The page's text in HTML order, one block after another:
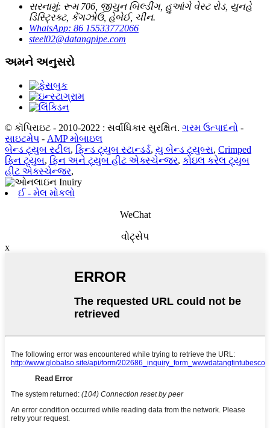
સરનામું: રૂમ 706, જીચુન બિલ્ડીંગ, હુઆંગે વેસ્ટ રોડ, યુનહે
ડિસ્ટ્રિક્ટ, કેંગઝોઉ, હેબેઈ, ચીન.
WhatsApp: 86 15533772066
steel02@datangpipe.com
અમને અનુસરો
© કૉપિરાઇટ - 2010-2022 : સર્વાધિકાર સુરક્ષિત. ગરમ ઉત્પાદનો -
સાઇટમેપ - AMP મોબાઇલ
બેન્ડ ટ્યુબ સ્ટીલ, ફિન્ડ ટ્યુબ સ્ટાન્ડર્ડ, યુ બેન્ડ ટ્યુબ્સ, Crimped
ફિન ટ્યુબ, ફિન અને ટ્યુબ હીટ એક્સ્ચેન્જર, કોઇલ કરેલ ટ્યુબ
હીટ એક્સ્ચેન્જર,
ઈ - મેલ મોકલો
WeChat
વોટ્સેપ
x